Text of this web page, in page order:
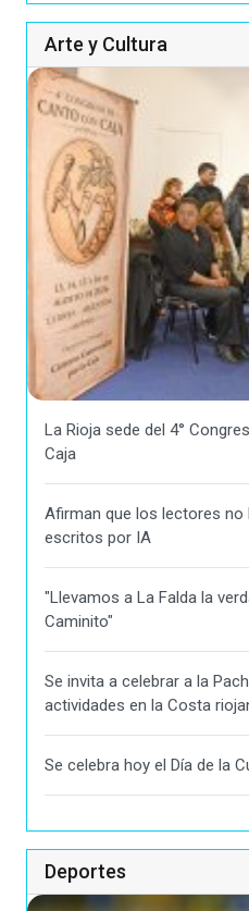
Arte y Cultura
La Rioja sede del 4°
Caja
Afirman que los lectores no
escritos por IA
"Llevamos a La Falda la
Caminito"
Se invita a celebrar a la
actividades en la Costa
Se celebra hoy el Día de la
Deportes